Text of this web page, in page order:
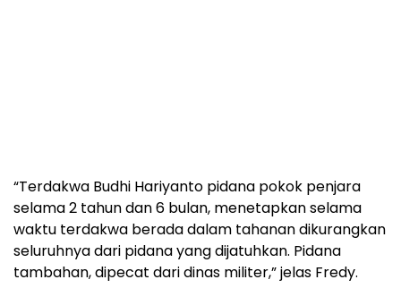
“Terdakwa Budhi Hariyanto pidana pokok penjara
selama 2 tahun dan 6 bulan, menetapkan selama
waktu terdakwa berada dalam tahanan dikurangkan
seluruhnya dari pidana yang dijatuhkan. Pidana
tambahan, dipecat dari dinas militer,” jelas Fredy.